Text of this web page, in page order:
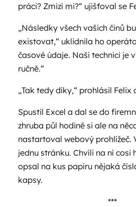
práci? Zmizí mi?“ ujišťoval se
„Následky všech vašich činů
existovat,“ uklidnila ho
časové údaje. Naši technici je
ručně.“
„Tak tedy díky,“ prohlásil Felix
Spustil Excel a dal se do
zhruba půl hodině si ale na
nastartoval webový prohlížeč.
jednu stránku. Chvíli na ní cosi
opsal na kus papíru nějaká
kapsy.
***